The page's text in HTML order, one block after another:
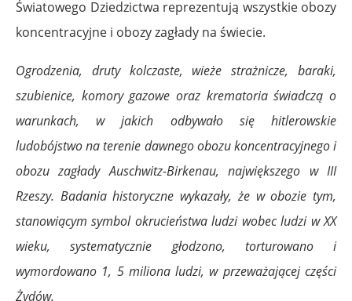
Światowego Dziedzictwa reprezentują wszystkie obozy
koncentracyjne i obozy zagłady na świecie.
Ogrodzenia, druty kolczaste, wieże strażnicze, baraki,
szubienice, komory gazowe oraz krematoria świadczą o
warunkach, w jakich odbywało się hitlerowskie
ludobójstwo na terenie dawnego obozu koncentracyjnego i
obozu zagłady Auschwitz-Birkenau, największego w III
Rzeszy. Badania historyczne wykazały, że w obozie tym,
stanowiącym symbol okrucieństwa ludzi wobec ludzi w XX
wieku, systematycznie głodzono, torturowano i
wymordowano 1, 5 miliona ludzi, w przeważającej części
Żydów.